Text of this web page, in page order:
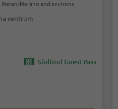
Meran/Merano and environs
centrum
Südtirol Guest Pass